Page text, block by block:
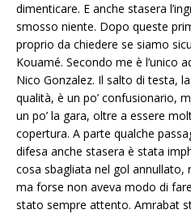
dimenticare. E anche stasera
smosso niente. Dopo queste
proprio da chiedere se siamo
Kouamé. Secondo me è l’unico
Nico Gonzalez. Il salto di testa,
qualità, è un po’ confusionario,
un po’ la gara, oltre a essere
copertura. A parte qualche
difesa anche stasera è stata
cosa sbagliata nel gol annullato,
ma forse non aveva modo di
stato sempre attento. Amrabat